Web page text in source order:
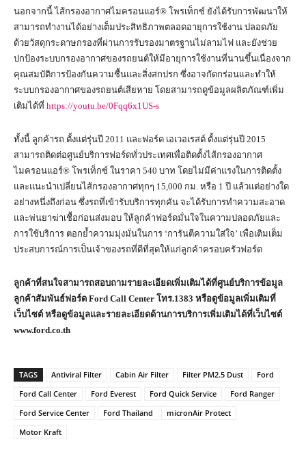
นอกจากนี้ ไส้กรองอากาศไมครอนแอร์® โพรเท็กซ์ ยังได้รับการพัฒนาให้
สามารถทำงานได้อย่างเต็มประสิทธิภาพตลอดอายุการใช้งาน ปลอดภัย
ด้วยวัสดุกระดาษกรองที่ผ่านการรับรองมาตรฐานไม่ลามไฟ และยังช่วย
ปกป้องระบบกรองอากาศของรถยนต์ให้มีอายุการใช้งานที่นานขึ้นเนื่องจาก
คุณสมบัติการป้องกันความชื้นและสิ่งสกปรก ซึ่งอาจกัดกร่อนและทำให้
ระบบกรองอากาศของรถยนต์เสียหาย โดยสามารถดูข้อมูลผลิตภัณฑ์เพิ่ม
เติมได้ที่ https://youtu.be/0Fqq6x1US-s
ทั้งนี้ ลูกค้ารถ ตั้งแต่รุ่นปี 2011 และฟอร์ด เอเวอเรสต์ ตั้งแต่รุ่นปี 2015
สามารถติดต่อศูนย์บริการฟอร์ดทั่วประเทศเพื่อติดตั้งไส้กรองอากาศ
ไมครอนแอร์® โพรเท็กซ์ ในราคา 540 บาท โดยไม่มีค่าแรงในการติดตั้ง
และแนะนำเปลี่ยนไส้กรองอากาศทุกๆ 15,000 กม. หรือ 1 ปี แล้วแต่อย่างใด
อย่างหนึ่งถึงก่อน ซึ่งรถที่เข้ารับบริการทุกคัน จะได้รับการทำความสะอาด
และพ่นยาฆ่าเชื้อก่อนส่งมอบ ให้ลูกค้าฟอร์ดมั่นใจในความปลอดภัยและ
การใช้บริการ ตอกย้ำความมุ่งมั่นในการ ‘การันตีความใส่ใจ’ เพื่อเติมเต็ม
ประสบการณ์การเป็นเจ้าของรถที่ดีที่สุดให้แก่ลูกค้าครอบครัวฟอร์ด
ลูกค้าที่สนใจสามารถสอบถามรายละเอียดเพิ่มเติมได้ที่ศูนย์บริการข้อมูล
ลูกค้าสัมพันธ์ฟอร์ด Ford Call Center โทร.1383 หรือดูข้อมูลเพิ่มเติมที่
เว็บไซต์ หรือดูข้อมูลและรายละเอียดด้านการบริการเพิ่มเติมได้ที่เว็บไซต์
www.ford.co.th
TAGS Antiviral Filter Cabin Air Filter Filter PM2.5 Dust
Ford
Ford Call Center
Ford Everest Ford Quick Service
Ford Ranger
Ford Service Center
Ford Thailand
micronAir Protect
Motor Kraft